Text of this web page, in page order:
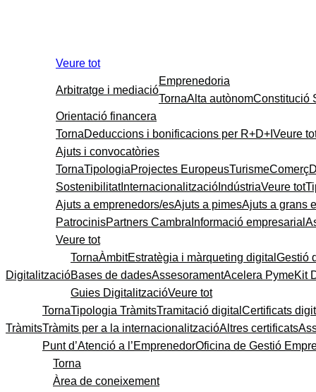
Veure tot
Arbitratge i mediació
Emprenedoria
TornaAlta autònomConstitució
Orientació financera
TornaDeduccions i bonificacions per R+D+I Veure
Ajuts i convocatòries
TornaTipologiaProjectes EuropeusTurismeComerç
SostenibilitatInternacionalització IndústriaVeure tot
Ajuts a emprenedors/esAjuts a pimesAjuts a grans
PatrocinisPartners Cambra Informació empresarial
Veure tot
Digitalització
TornaÀmbitEstratègia i màrqueting digital Gestió
Bases de dadesAssesoramentAcelera PymeKit
Guies DigitalitzacióVeure tot
Tràmits
TornaTipologia TràmitsTramitació digital Certificats
Tràmits per a la internacionalitzacióAltres certificats
Punt d’Atenció a l’EmprenedorOficina de Gestió
Torna
Àrea de coneixement